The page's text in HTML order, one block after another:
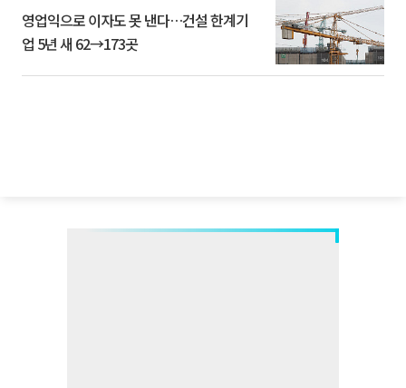
영업익으로 이자도 못 낸다…건설 한계기
업 5년 새 62→173곳